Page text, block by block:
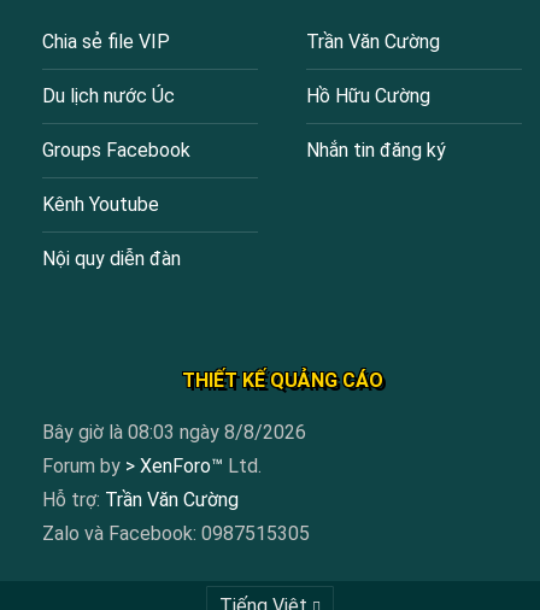
Chia sẻ file VIP
Du lịch nước Úc
Groups Facebook
Kênh Youtube
Nội quy diễn đàn
Trần Văn Cường
Hồ Hữu Cường
Nhắn tin đăng ký
THIẾT KẾ QUẢNG CÁO
Bây giờ là 08:03 ngày 8/8/2026
Forum by > XenForo™ Ltd.
Hỗ trợ: Trần Văn Cường
Zalo và Facebook: 0987515305